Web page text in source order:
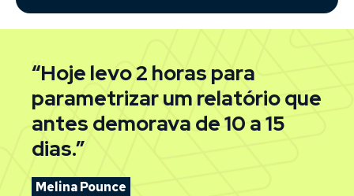
“Hoje levo 2 horas para
parametrizar um relatório que
antes demorava de 10 a 15
dias.”
Melina Pounce